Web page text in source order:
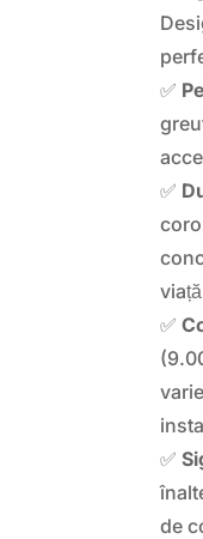
✅
✅
✅
✅
de